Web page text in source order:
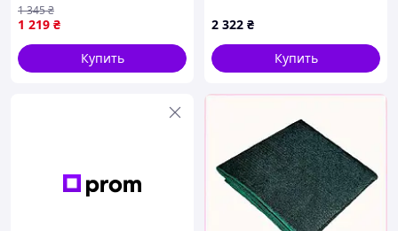
1 219 ₴
1 345₴
Купить
K88515H04
2 322 ₴
Купить